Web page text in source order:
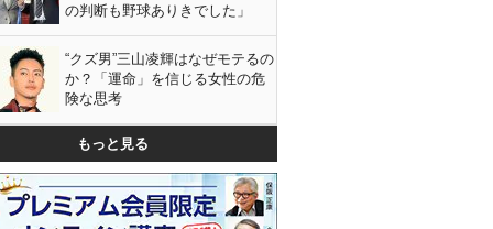
の判断も野球ありきでした」
“クズ男”三山凌輝はなぜモテるの
か？「運命」を信じる女性の危
険な思考
もっと見る